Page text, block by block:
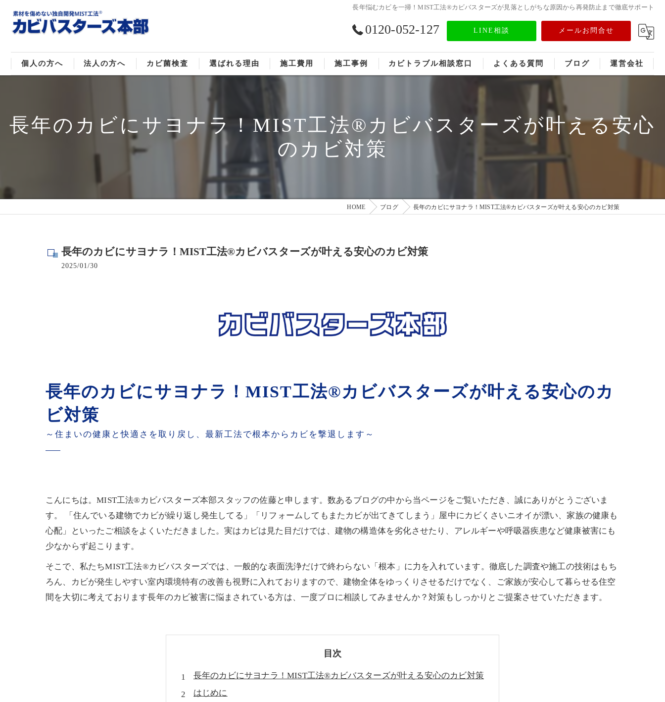
長年悩むカビを一掃！MIST工法®カビバスターズが見落としがちな原因から再発防止まで徹底サポート
0120-052-127 LINE相談 メールお問合せ
個人の方へ
マンションのカビ取り
法人の方へ
倉庫･工場のカビ取り
病院･クリニックのカビ取り
カビ菌検査 選ばれる理由
MIST工法®
ご依頼の流れ
施工費用 施工事例 カビトラブル相談窓口 よくある質問 ブログ 運営会社
メディア情報
長年のカビにサヨナラ！MIST工法®カビバスターズが叶える安心
のカビ対策
HOME ブログ 長年のカビにサヨナラ！MIST工法®カビバスターズが叶える安心のカビ対策
長年のカビにサヨナラ！MIST工法®カビバスターズが叶える安心のカビ対策
2025/01/30
長年のカビにサヨナラ！MIST工法®カビバスターズが叶える安心のカ
ビ対策
～住まいの健康と快適さを取り戻し、最新工法で根本からカビを撃退します～
こんにちは。MIST工法®カビバスターズ本部スタッフの佐藤と申します。数あるブログの中から当ページをご覧いただき、誠にありがとうございま
す。 「住んでいる建物でカビが繰り返し発生してる」「リフォームしてもまたカビが出てきてしまう」屋中にカビくさいニオイが漂い、家族の健康も
心配」といったご相談をよくいただきました。実はカビは見た目だけでは、建物の構造体を劣化させたり、アレルギーや呼吸器疾患など健康被害にも
少なからず起こります。
そこで、私たちMIST工法®カビバスターズでは、一般的な表面洗浄だけで終わらない「根本」に力を入れています。徹底した調査や施工の技術はもち
ろん、カビが発生しやすい室内環境特有の改善も視野に入れておりますので、建物全体をゆっくりさせるだけでなく、ご家族が安心して暮らせる住空
間を大切に考えております長年のカビ被害に悩まされている方は、一度プロに相談してみませんか？対策もしっかりとご提案させていただきます。
目次
長年のカビにサヨナラ！MIST工法®カビバスターズが叶える安心のカビ対策
はじめに